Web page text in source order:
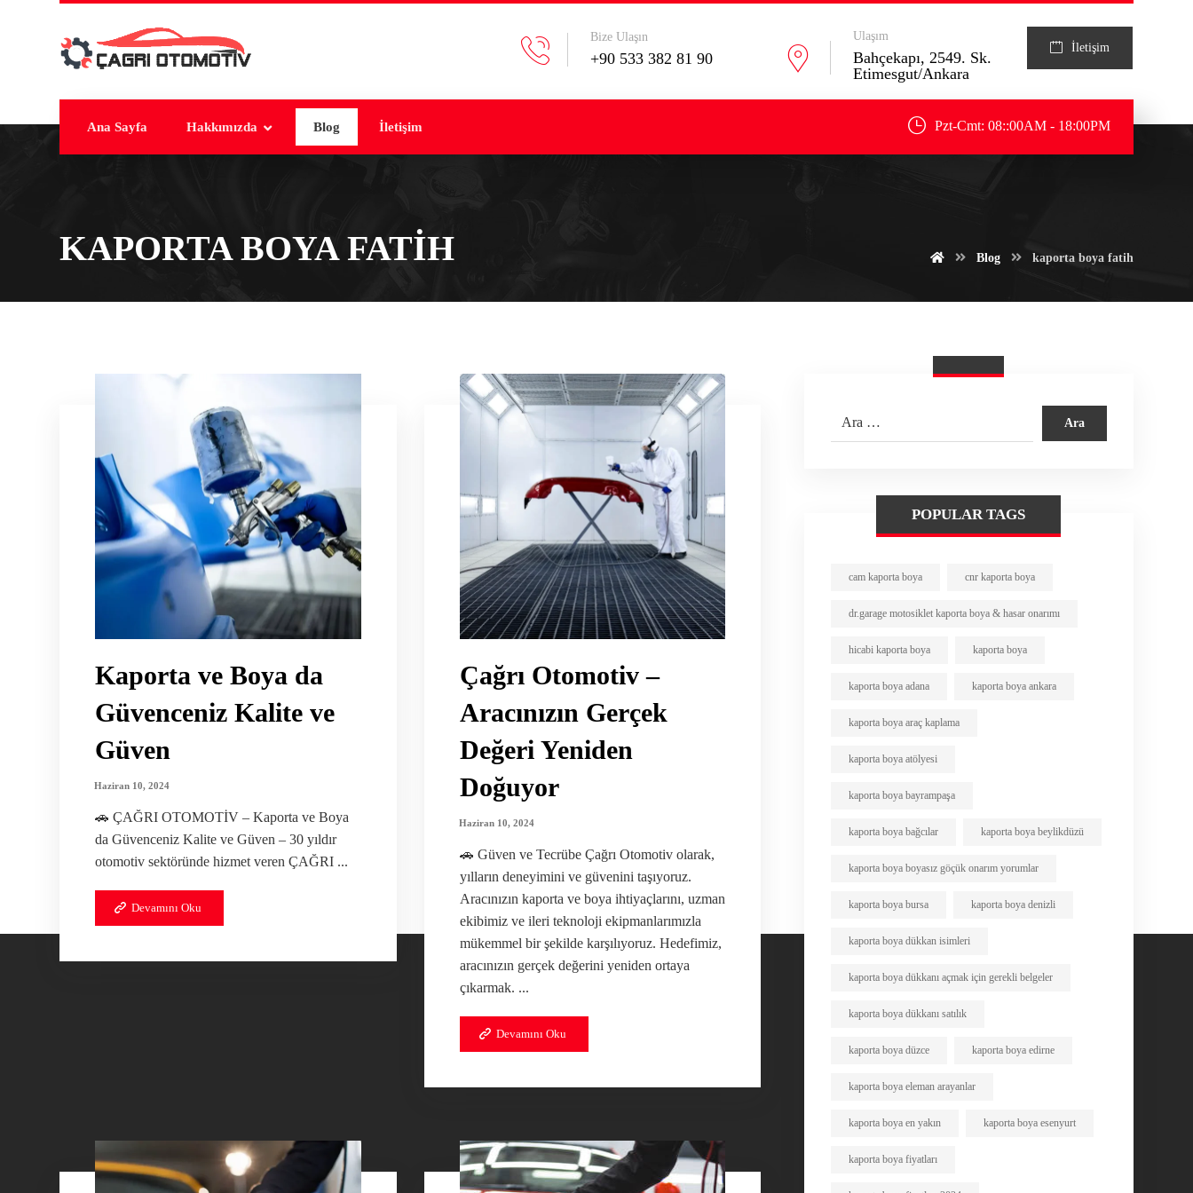
İletişim
Ulaşım
Bahçekapı, 2549. Sk.
Etimesgut/Ankara
Bize Ulaşın
+90 533 382 81 90
Ana Sayfa Hakkımızda Blog İletişim Pzt-Cmt: 08::00AM - 18:00PM
KAPORTA BOYA FATIH Blog kaporta boya fatih
Kaporta ve Boya da
Güvenceniz Kalite ve
Güven
Haziran 10, 2024
🚗 ÇAĞRI OTOMOTİV – Kaporta ve Boya
da Güvenceniz Kalite ve Güven – 30 yıldır
otomotiv sektöründe hizmet veren ÇAĞRI ...
Devamını Oku
Çağrı Otomotiv –
Aracınızın Gerçek
Değeri Yeniden
Doğuyor
Haziran 10, 2024
🚗 Güven ve Tecrübe Çağrı Otomotiv olarak,
yılların deneyimini ve güvenini taşıyoruz.
Aracınızın kaporta ve boya ihtiyaçlarını, uzman
ekibimiz ve ileri teknoloji ekipmanlarımızla
mükemmel bir şekilde karşılıyoruz. Hedefimiz,
aracınızın gerçek değerini yeniden ortaya
çıkarmak. ...
Devamını Oku
POPULAR TAGS
cam kaporta boya cnr kaporta boya
dr.garage motosiklet kaporta boya & hasar onarımı
hicabi kaporta boya kaporta boya
kaporta boya adana kaporta boya ankara
kaporta boya araç kaplama
kaporta boya atölyesi
kaporta boya bayrampaşa
kaporta boya bağcılar kaporta boya beylikdüzü
kaporta boya boyasız göçük onarım yorumlar
kaporta boya bursa kaporta boya denizli
kaporta boya dükkan isimleri
kaporta boya dükkanı açmak için gerekli belgeler
kaporta boya dükkanı satılık
kaporta boya düzce kaporta boya edirne
kaporta boya eleman arayanlar
kaporta boya en yakın kaporta boya esenyurt
kaporta boya fiyatları